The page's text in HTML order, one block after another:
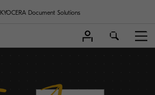
KYOCERA Document Solutions